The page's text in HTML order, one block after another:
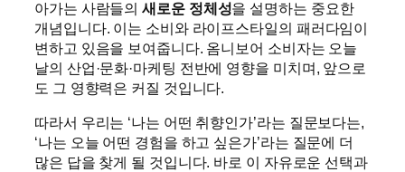
아가는 사람들의새로운 정체성을 설명하는 중요한
개념입니다. 이는 소비와 라이프스타일의 패러다임이
변하고 있음을 보여줍니다. 옴니보어 소비자는 오늘
날의 산업·문화·마케팅 전반에 영향을 미치며, 앞으로
도 그 영향력은 커질 것입니다.
따라서 우리는 ‘나는 어떤 취향인가’라는 질문보다는,
‘나는 오늘 어떤 경험을 하고 싶은가’라는 질문에 더
많은 답을 찾게 될 것입니다. 바로 이 자유로운 선택과